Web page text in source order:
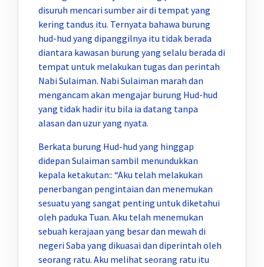
disuruh mencari sumber air di tempat yang
kering tandus itu. Ternyata bahawa burung
hud-hud yang dipanggilnya itu tidak berada
diantara kawasan burung yang selalu berada di
tempat untuk melakukan tugas dan perintah
Nabi Sulaiman. Nabi Sulaiman marah dan
mengancam akan mengajar burung Hud-hud
yang tidak hadir itu bila ia datang tanpa
alasan dan uzur yang nyata.
Berkata burung Hud-hud yang hinggap
didepan Sulaiman sambil menundukkan
kepala ketakutan:: “Aku telah melakukan
penerbangan pengintaian dan menemukan
sesuatu yang sangat penting untuk diketahui
oleh paduka Tuan. Aku telah menemukan
sebuah kerajaan yang besar dan mewah di
negeri Saba yang dikuasai dan diperintah oleh
seorang ratu. Aku melihat seorang ratu itu